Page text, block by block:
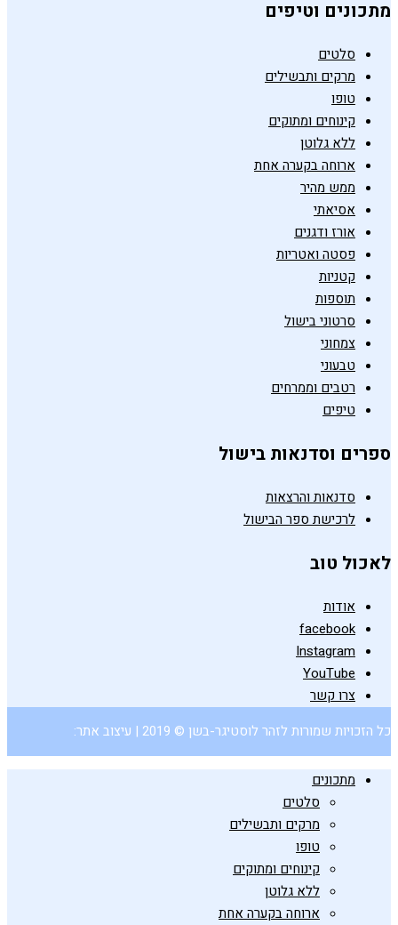
מתכונים וטיפים
סלטים
מרקים ותבשילים
טופו
קינוחים ומתוקים
ללא גלוטן
ארוחה בקערה אחת
ממש מהיר
אסיאתי
אורז ודגנים
פסטה ואטריות
קטניות
תוספות
סרטוני בישול
צמחוני
טבעוני
רטבים וממרחים
טיפים
ספרים וסדנאות בישול
סדנאות והרצאות
לרכישת ספר הבישול
לאכול טוב
אודות
facebook
Instagram
YouTube
צרו קשר
כל הזכויות שמורות לזהר לוסטיגר-בשן © 2019 | עיצוב אתר:
מתכונים
סלטים
מרקים ותבשילים
טופו
קינוחים ומתוקים
ללא גלוטן
ארוחה בקערה אחת